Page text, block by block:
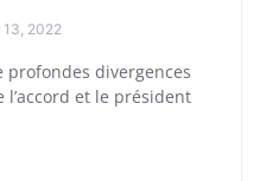
13, 2022
profondes divergences
et le président